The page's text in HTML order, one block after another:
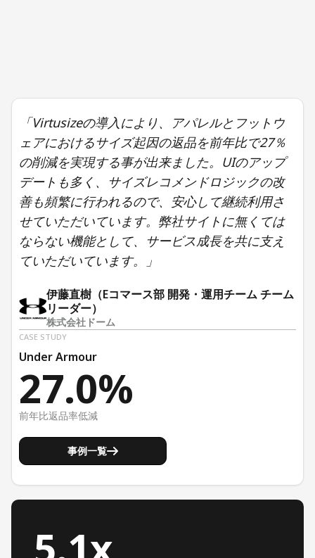
「Virtusizeの導入により、アパレルとフットウ
ェアにおけるサイズ起因の返品を前年比で27％
の削減を実現する事が出来ました。UIのアップ
デートも多く、サイズレコメンドロジックの改
善も頻繁に行われるので、安心して継続利用さ
せていただいています。弊社サイトに無くては
ならない機能として、サービス成長を共に支え
ていただいています。」
伊藤直樹（Eコマース部 開発・運用チーム チーム
リーダー）
株式会社ドーム
CASE STUDY
Under Armour
27.0%
前年比返品率低減
事例一覧
5.1x